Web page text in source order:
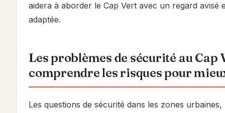
aidera à aborder le Cap Vert avec un regard avisé
adaptée.
Les problèmes de sécurité au Cap
comprendre les risques pour
Les questions de sécurité dans les zones